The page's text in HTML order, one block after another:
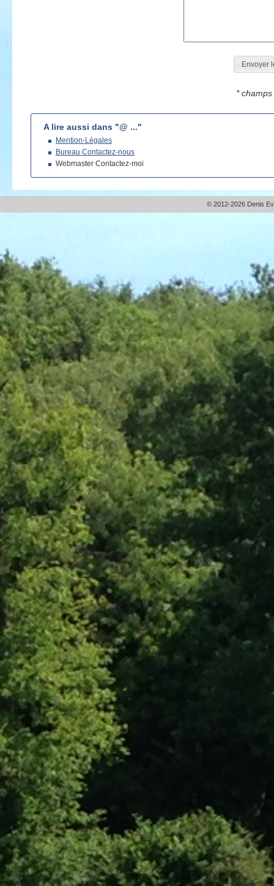
Envoyer
*
A lire aussi dans "@ ..."
Mention-Légales
Bureau Contactez-nous
Webmaster Contactez-moi
© 2012-2026 Denis